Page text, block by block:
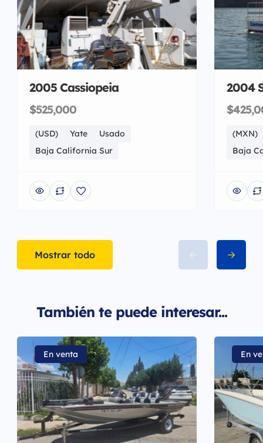
2005 Cassiopeia
$525,000
(USD) Yate
Usado
Baja California Sur
2004
(MXN)
Baja
Mostrar todo
También te puede interesar...
En venta En